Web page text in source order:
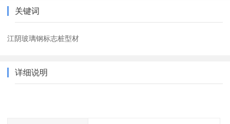
关键词
江阴玻璃钢标志桩型材
详细说明